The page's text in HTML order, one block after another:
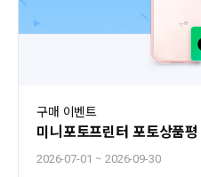
구매 이벤트
미니포토프린터 포토상품
2026-07-01 ~2026-09-30